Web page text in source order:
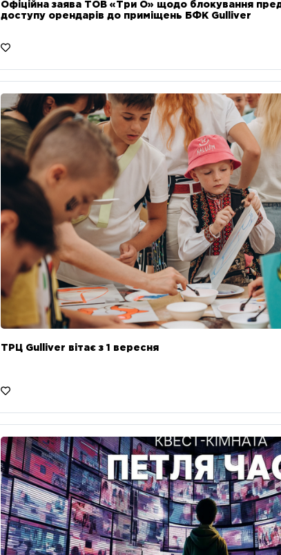
Офіційна заява ТОВ «Три О» щодо блокування
доступу орендарів до приміщень БФК Gulliver
ТРЦ Gulliver вітає з 1 вересня